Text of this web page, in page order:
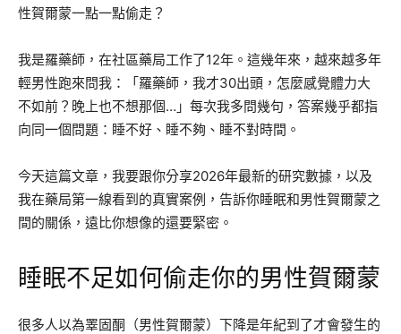
性賀爾蒙一點一點偷走？
我是羅藥師，在社區藥局工作了12年。這幾年來，越來越多年
輕男性跑來問我：「羅藥師，我才30出頭，怎麼感覺體力大
不如前？晚上也不想那個…」每次我多問幾句，答案幾乎都指
向同一個問題：睡不好、睡不夠、睡不對時間。
今天這篇文章，我要跟你分享2026年最新的研究數據，以及
我在藥局第一線看到的真實案例，告訴你睡眠和男性賀爾蒙之
間的關係，遠比你想像的還要緊密。
睡眠不足如何偷走你的男性賀爾蒙
很多人以為睪固酮（男性賀爾蒙）下降是年紀到了才會發生的